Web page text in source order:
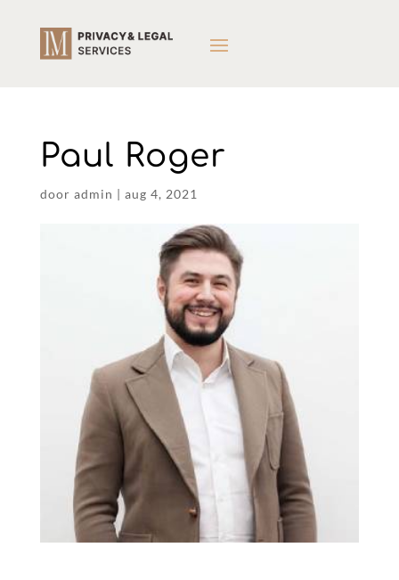
Paul Roger
door admin | aug 4, 2021